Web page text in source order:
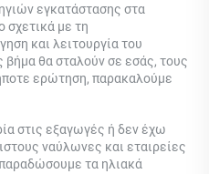
εγκατάστασης στα
σχετικά με τη
και λειτουργία του
θα σταλούν σε εσάς, τους
ερώτηση, παρακαλούμε
στις εξαγωγές ή δεν έχω
ναύλωνες και εταιρείες
τα ηλιακά